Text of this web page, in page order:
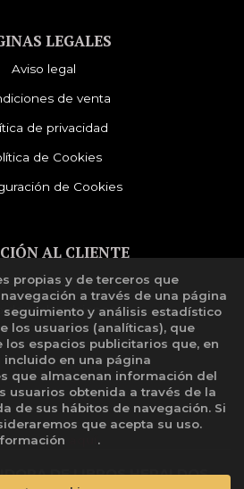
LEGALES
Aviso legal
de venta
de privacidad
de Cookies
de Cookies
AL CLIENTE
somos
de reclamaciones
DE LIBROS HERALDOS
propias y de terceros que
a través de una página
seguimiento y análisis estadístico
los usuarios (analíticas), que
espacios publicitarios que, en
incluido en una página
que almacenan información del
usuarios obtenida a través de la
de sus hábitos de navegación. Si
que acepta su uso.
.